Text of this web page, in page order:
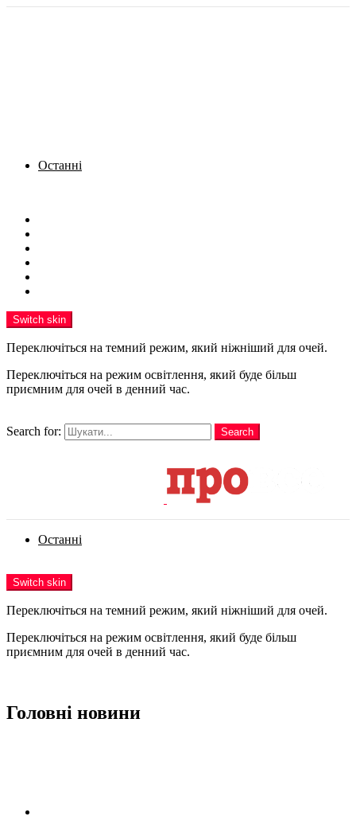
Останні
Switch skin
Переключіться на темний режим, який ніжніший для очей.
Переключіться на режим освітлення, який буде більш
приємним для очей в денний час.
Search for:
Search
Останні
Switch skin
Переключіться на темний режим, який ніжніший для очей.
Переключіться на режим освітлення, який буде більш
приємним для очей в денний час.
Головні новини